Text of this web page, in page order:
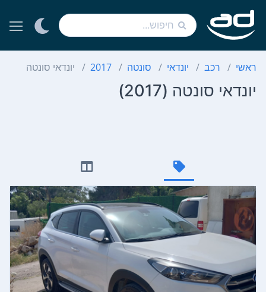
ראשי רכב יונדאי סונטה 2017 יונדאי סונטה
יונדאי סונטה (2017)